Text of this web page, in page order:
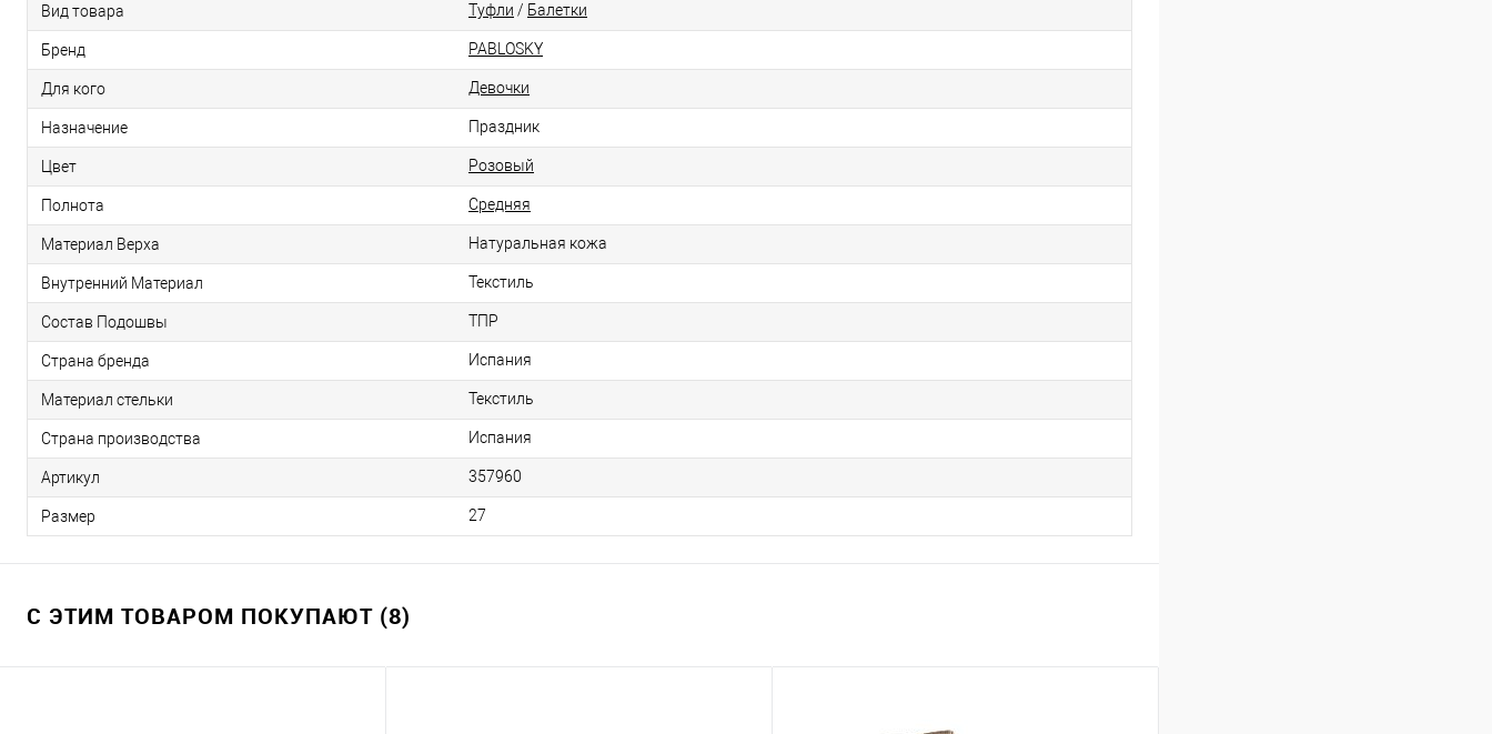
Вид товара Туфли / Балетки
Бренд PABLOSKY
Для кого Девочки
Назначение Праздник
Цвет Розовый
Полнота Средняя
Материал Верха Натуральная кожа
Внутренний Материал Текстиль
Состав Подошвы ТПР
Страна бренда Испания
Материал стельки Текстиль
Страна производства Испания
Артикул 357960
Размер 27
С ЭТИМ ТОВАРОМ ПОКУПАЮТ (8)